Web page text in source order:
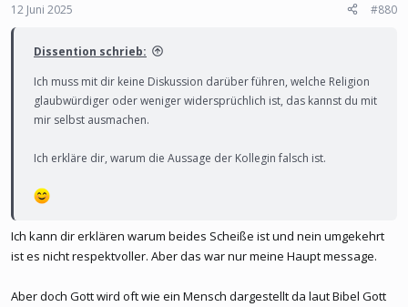
12 Juni 2025 #880
Dissention schrieb:
Ich muss mit dir keine Diskussion darüber führen, welche Religion
glaubwürdiger oder weniger widersprüchlich ist, das kannst du mit
mir selbst ausmachen.
Ich erkläre dir, warum die Aussage der Kollegin falsch ist.
Ich kann dir erklären warum beides Scheiße ist und nein umgekehrt
ist es nicht respektvoller. Aber das war nur meine Haupt message.
Aber doch Gott wird oft wie ein Mensch dargestellt da laut Bibel Gott